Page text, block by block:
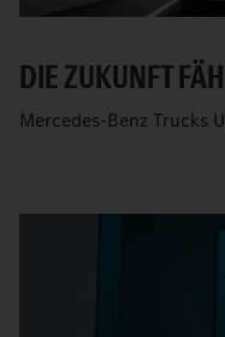
DIE ZUKUNFT
Mercedes-Benz Trucks